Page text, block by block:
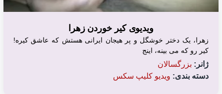
ویدیوی کیر خوردن زهرا
زهرا، یک دختر خوشگل و پر هیجان ایرانی هستش که عاشق کیره!
کیر رو که می بینه، اینج
ژانر: بزرگسالان
دسته بندی: ویدیو کلیپ سکس